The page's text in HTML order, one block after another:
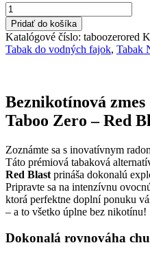
množstvo
Taboo
ZERO
Red
Blast
mäta)
Pridať do košíka
Katalógové číslo: taboozerored
Tabak do vodných fajok, Tabak
Beznikotínová
Taboo Zero – Red
Zoznámte sa s inovatívnym
Táto prémiová tabaková
Red Blast prináša dokonalú
Pripravte sa na intenzívnu
ktorá perfektne doplní ponuku
– a to všetko úplne bez nikotínu!
Dokonalá rovnováha